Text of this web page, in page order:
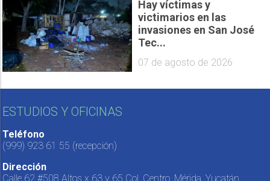
Hay víctimas y
victimarios en las
invasiones en San José
Tec...
07 de agosto de 2026
ESTUDIOS Y OFICINAS
Teléfono
(999) 923 61 55 (recepción)
Dirección
Calle 62 #508 Altos x 63 y 65 Col. Centro, Mérida, Yucatán,